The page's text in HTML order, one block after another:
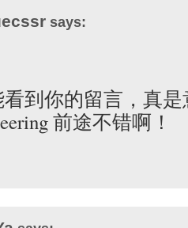
says:
到你的留言，真
前途不错啊！